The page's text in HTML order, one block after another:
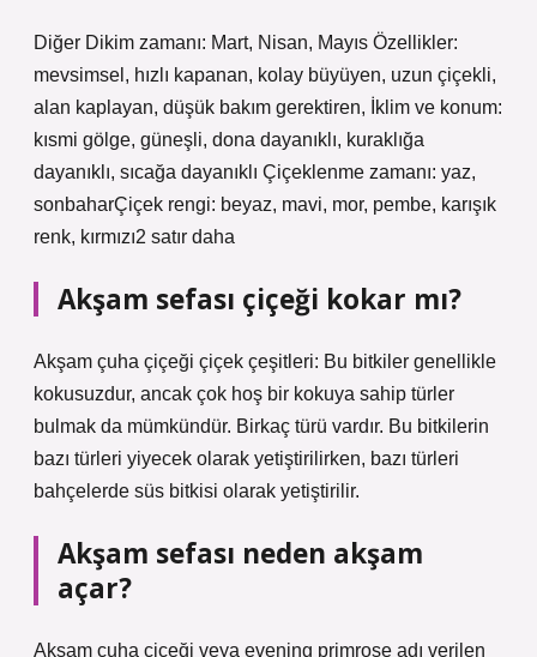
Diğer Dikim zamanı: Mart, Nisan, Mayıs Özellikler:
mevsimsel, hızlı kapanan, kolay büyüyen, uzun çiçekli,
alan kaplayan, düşük bakım gerektiren, İklim ve konum:
kısmi gölge, güneşli, dona dayanıklı, kuraklığa
dayanıklı, sıcağa dayanıklı Çiçeklenme zamanı: yaz,
sonbaharÇiçek rengi: beyaz, mavi, mor, pembe, karışık
renk, kırmızı2 satır daha
Akşam sefası çiçeği kokar mı?
Akşam çuha çiçeği çiçek çeşitleri: Bu bitkiler genellikle
kokusuzdur, ancak çok hoş bir kokuya sahip türler
bulmak da mümkündür. Birkaç türü vardır. Bu bitkilerin
bazı türleri yiyecek olarak yetiştirilirken, bazı türleri
bahçelerde süs bitkisi olarak yetiştirilir.
Akşam sefası neden akşam
açar?
Akşam çuha çiçeği veya evening primrose adı verilen